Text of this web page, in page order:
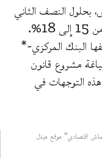
بحلول النصف الثاني
من هذا العام، 20% وقفزت نسبة البطالة من 15 إلى 18%.
البنك المركزي-*
مشروع قانون
ملامح هذه التوجهات في
اقتصادي" موقع ميدل